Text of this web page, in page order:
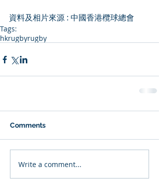
資料及相片來源 : 中國香港欖球總會
Tags:
hkrugbyrugby
Comments
Write a comment...